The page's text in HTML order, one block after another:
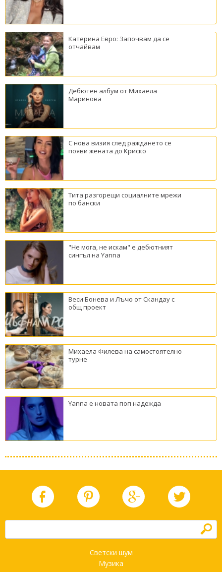
Катерина Евро: Започвам да се
отчайвам
Дебютен албум от Михаела
Маринова
С нова визия след раждането се
появи жената до Криско
Тита разгорещи социалните мрежи
по бански
"Не мога, не искам" е дебютният
сингъл на Yanna
Веси Бонева и Лъчо от Скандау с
общ проект
Михаела Филева на самостоятелно
турне
Yanna е новата поп надежда
h
Светски шум
Музика